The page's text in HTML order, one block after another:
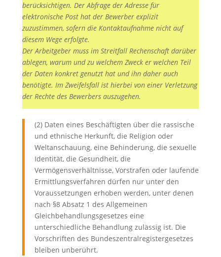
berücksichtigen. Der Abfrage der Adresse für
elektronische Post hat der Bewerber explizit
zuzustimmen, sofern die Kontaktaufnahme nicht auf
diesem Wege erfolgte.
Der Arbeitgeber muss im Streitfall Rechenschaft darüber
ablegen, warum und zu welchem Zweck er welchen Teil
der Daten konkret genutzt hat und ihn daher auch
benötigte. Im Zweifelsfall ist hierbei von einer Verletzung
der Rechte des Bewerbers auszugehen.
(2) Daten eines Beschäftigten über die rassische
und ethnische Herkunft, die Religion oder
Weltanschauung, eine Behinderung, die sexuelle
Identität, die Gesundheit, die
Vermögensverhältnisse, Vorstrafen oder laufende
Ermittlungsverfahren dürfen nur unter den
Voraussetzungen erhoben werden, unter denen
nach §8 Absatz 1 des Allgemeinen
Gleichbehandlungsgesetzes eine
unterschiedliche Behandlung zulässig ist. Die
Vorschriften des Bundeszentralregistergesetzes
bleiben unberührt.